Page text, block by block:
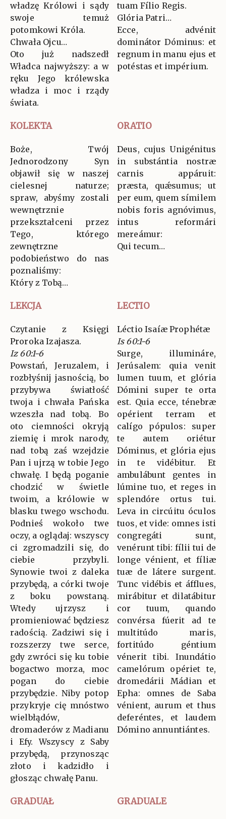
władzę Królowi i sądy
swoje temuż
potomkowi Króla.
Chwała Ojcu…
Oto już nadszedł
Władca najwyższy: a w
ręku Jego królewska
władza i moc i rządy
świata.
tuam Fílio Regis.
Glória Patri…
Ecce, advénit
dominátor Dóminus: et
regnum in manu ejus et
potéstas et impérium.
KOLEKTA ORATIO
Boże, Twój
Jednorodzony Syn
objawił się w naszej
cielesnej naturze;
spraw, abyśmy zostali
wewnętrznie
przekształceni przez
Tego, którego
zewnętrzne
podobieństwo do nas
poznaliśmy:
Który z Tobą…
Deus, cujus Unigénitus
in substántia nostræ
carnis appáruit:
præsta, quǽsumus; ut
per eum, quem símilem
nobis foris agnóvimus,
intus reformári
mereámur:
Qui tecum…
LEKCJA LECTIO
Czytanie z Księgi
Proroka Izajasza.
Iz 60:1-6
Powstań, Jeruzalem, i
rozbłyśnij jasnością, bo
przybywa światłość
twoja i chwała Pańska
wzeszła nad tobą. Bo
oto ciemności okryją
ziemię i mrok narody,
nad tobą zaś wzejdzie
Pan i ujrzą w tobie Jego
chwałę. I będą poganie
chodzić w świetle
twoim, a królowie w
blasku twego wschodu.
Podnieś wokoło twe
oczy, a oglądaj: wszyscy
ci zgromadzili się, do
ciebie przybyli.
Synowie twoi z daleka
przybędą, a córki twoje
z boku powstaną.
Wtedy ujrzysz i
promieniować będziesz
radością. Zadziwi się i
rozszerzy twe serce,
gdy zwróci się ku tobie
bogactwo morza, moc
pogan do ciebie
przybędzie. Niby potop
przykryje cię mnóstwo
wielbłądów,
dromaderów z Madianu
i Efy. Wszyscy z Saby
przybędą, przynosząc
złoto i kadzidło i
głosząc chwałę Panu.
Léctio Isaíæ Prophétæ
Is 60:1-6
Surge, illumináre,
Jerúsalem: quia venit
lumen tuum, et glória
Dómini super te orta
est. Quia ecce, ténebræ
opérient terram et
calígo pópulos: super
te autem oriétur
Dóminus, et glória ejus
in te vidébitur. Et
ambulábunt gentes in
lúmine tuo, et reges in
splendóre ortus tui.
Leva in circúitu óculos
tuos, et vide: omnes isti
congregáti sunt,
venérunt tibi: fílii tui de
longe vénient, et fíliæ
tuæ de látere surgent.
Tunc vidébis et áfflues,
mirábitur et dilatábitur
cor tuum, quando
convérsa fúerit ad te
multitúdo maris,
fortitúdo géntium
vénerit tibi. Inundátio
camelórum opériet te,
dromedárii Mádian et
Epha: omnes de Saba
vénient, aurum et thus
deferéntes, et laudem
Dómino annuntiántes.
GRADUAŁ GRADUALE